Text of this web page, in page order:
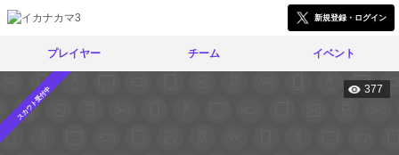
新規登録・ログイン
プレイヤー チーム イベント
スカウト受付中 377